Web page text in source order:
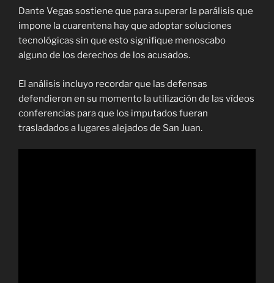
Dante Vegas sostiene que para superar la parálisis que
impone la cuarentena hay que adoptar soluciones
tecnológicas sin que esto signifique menoscabo
alguno de los derechos de los acusados.
El análisis incluyo recordar que las defensas
defendieron en su momento la utilización de las vídeos
conferencias para que los imputados fueran
trasladados a lugares alejados de San Juan.